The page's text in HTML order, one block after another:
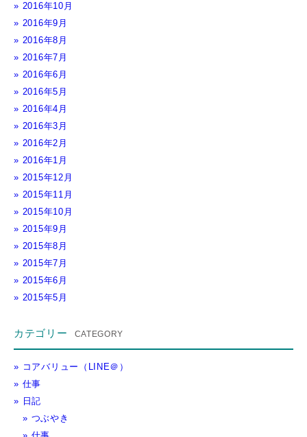
2016年10月
2016年9月
2016年8月
2016年7月
2016年6月
2016年5月
2016年4月
2016年3月
2016年2月
2016年1月
2015年12月
2015年11月
2015年10月
2015年9月
2015年8月
2015年7月
2015年6月
2015年5月
カテゴリー
コアバリュー（LINE＠）
仕事
日記
つぶやき